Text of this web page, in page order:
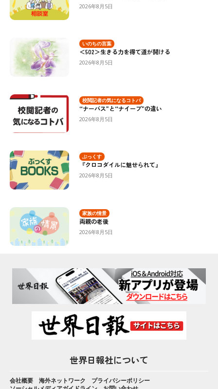
2026年8月5日
いのちの言葉
＜502＞生きる力を得て道が開ける
2026年8月5日
校閲記者の気になるコトバ
“ナーバス”と“ナイーブ”の違い
2026年8月5日
ぶっくす
『クロコダイルに魅せられて』
2026年8月5日
家族の情景
両親の老後
2026年8月5日
世界日報社について
会社概要 海外ネットワーク
プライバシーポリシー